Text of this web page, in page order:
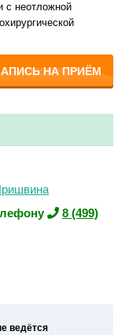
с неотложной
НА ПРИЁМ
8 (499)
ведётся